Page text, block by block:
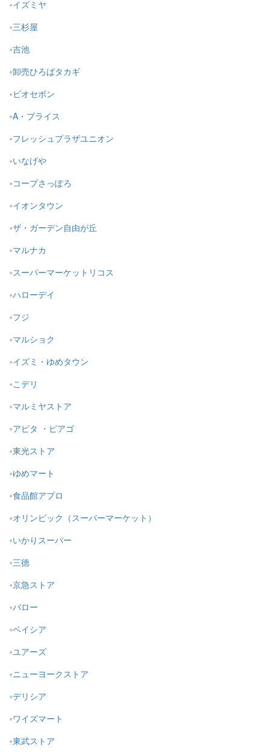
イズミヤ
三杉屋
吉池
卸売ひろばタカギ
ビオセボン
A・プライス
フレッシュプラザユニオン
いなげや
コープさっぽろ
イオンタウン
ザ・ガーデン自由が丘
マルナカ
スーパーマーケットリコス
ハローデイ
フジ
マルショク
イズミ・ゆめタウン
こデリ
マルミヤストア
アピタ ・ピアゴ
東光ストア
ゆめマート
食品館アプロ
オリンピック（スーパーマーケット）
いかりスーパー
三徳
京急ストア
バロー
ベイシア
ユアーズ
ニューヨークストア
デリシア
ワイズマート
東武ストア